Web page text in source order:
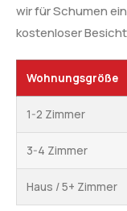
wir für Schumen
kostenloser
Wohnungsgröße
1-2 Zimmer
3-4 Zimmer
Haus / 5+ Zimmer